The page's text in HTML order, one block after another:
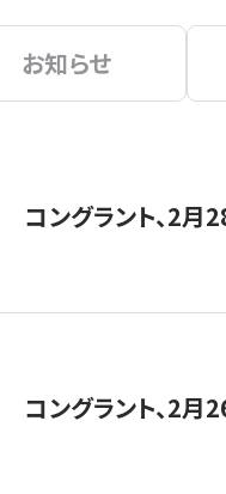
お知らせ
コングラント、2
コングラント、2月